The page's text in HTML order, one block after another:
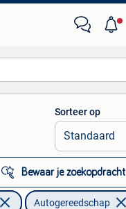
Alle afstanden…
Sorteer op
Bewaar je zoekopdracht
Autogereedschap